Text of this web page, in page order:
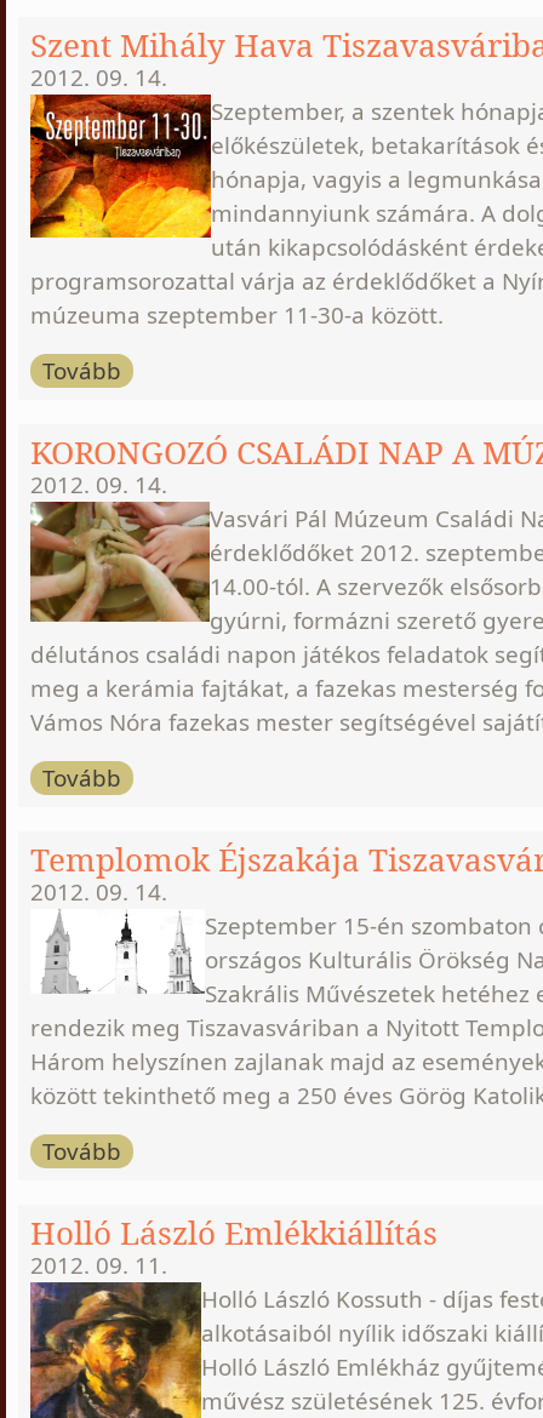
Szent Mihály Hava
2012. 09. 14.
Szeptember, a szentek
előkészületek, betakarítások
hónapja, vagyis a
mindannyiunk számára. A
után kikapcsolódásként
programsorozattal várja az érdeklődőket a
múzeuma szeptember 11-30-a között.
Tovább
KORONGOZÓ CSALÁDI NAP A
2012. 09. 14.
Vasvári Pál Múzeum Családi
érdeklődőket 2012.
14.00-tól. A szervezők
gyúrni, formázni szerető
délutános családi napon játékos feladatok
meg a kerámia fajtákat, a fazekas mesterség
Vámos Nóra fazekas mester segítségével
Tovább
Templomok Éjszakája
2012. 09. 14.
Szeptember 15-én szombaton
országos Kulturális Örökség
Szakrális Művészetek hetéhez
rendezik meg Tiszavasváriban a Nyitott
Három helyszínen zajlanak majd az
között tekinthető meg a 250 éves Görög
Tovább
Holló László Emlékkiállítás
2012. 09. 11.
Holló László Kossuth - díjas
alkotásaiból nyílik időszaki
Holló László Emlékház
művész születésének 125.